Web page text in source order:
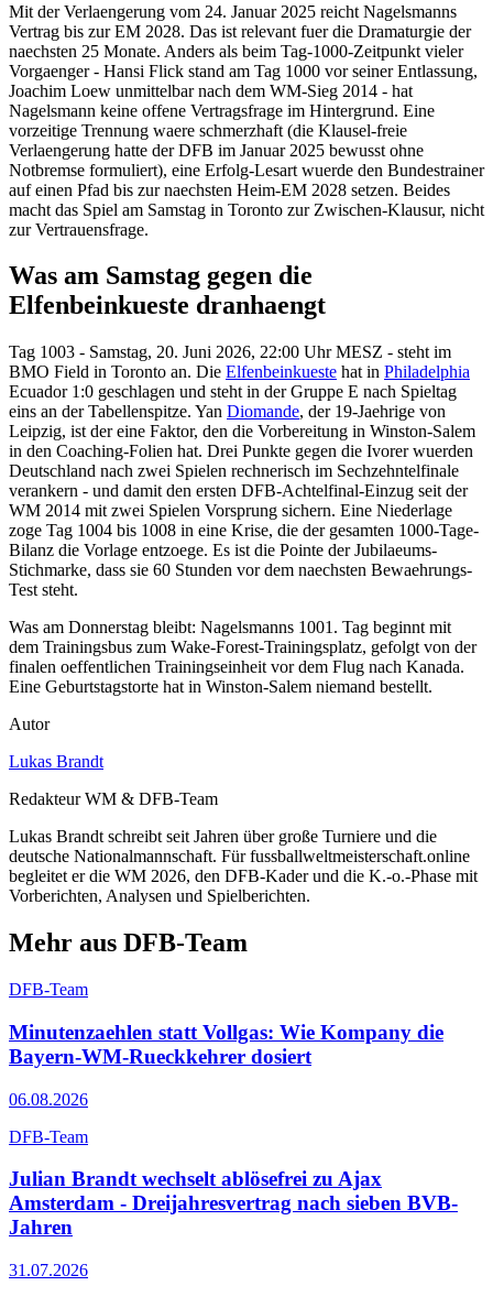
Mit der Verlaengerung vom 24. Januar 2025 reicht Nagelsmanns
Vertrag bis zur EM 2028. Das ist relevant fuer die Dramaturgie der
naechsten 25 Monate. Anders als beim Tag-1000-Zeitpunkt vieler
Vorgaenger - Hansi Flick stand am Tag 1000 vor seiner Entlassung,
Joachim Loew unmittelbar nach dem WM-Sieg 2014 - hat
Nagelsmann keine offene Vertragsfrage im Hintergrund. Eine
vorzeitige Trennung waere schmerzhaft (die Klausel-freie
Verlaengerung hatte der DFB im Januar 2025 bewusst ohne
Notbremse formuliert), eine Erfolg-Lesart wuerde den Bundestrainer
auf einen Pfad bis zur naechsten Heim-EM 2028 setzen. Beides
macht das Spiel am Samstag in Toronto zur Zwischen-Klausur, nicht
zur Vertrauensfrage.
Was am Samstag gegen die
Elfenbeinkueste dranhaengt
Tag 1003 - Samstag, 20. Juni 2026, 22:00 Uhr MESZ - steht im
BMO Field in Toronto an. Die Elfenbeinkueste hat in Philadelphia
Ecuador 1:0 geschlagen und steht in der Gruppe E nach Spieltag
eins an der Tabellenspitze. Yan Diomande, der 19-Jaehrige von
Leipzig, ist der eine Faktor, den die Vorbereitung in Winston-Salem
in den Coaching-Folien hat. Drei Punkte gegen die Ivorer wuerden
Deutschland nach zwei Spielen rechnerisch im Sechzehntelfinale
verankern - und damit den ersten DFB-Achtelfinal-Einzug seit der
WM 2014 mit zwei Spielen Vorsprung sichern. Eine Niederlage
zoge Tag 1004 bis 1008 in eine Krise, die der gesamten 1000-Tage-
Bilanz die Vorlage entzoege. Es ist die Pointe der Jubilaeums-
Stichmarke, dass sie 60 Stunden vor dem naechsten Bewaehrungs-
Test steht.
Was am Donnerstag bleibt: Nagelsmanns 1001. Tag beginnt mit
dem Trainingsbus zum Wake-Forest-Trainingsplatz, gefolgt von der
finalen oeffentlichen Trainingseinheit vor dem Flug nach Kanada.
Eine Geburtstagstorte hat in Winston-Salem niemand bestellt.
Autor
Lukas Brandt
Redakteur WM & DFB-Team
Lukas Brandt schreibt seit Jahren über große Turniere und die
deutsche Nationalmannschaft. Für fussballweltmeisterschaft.online
begleitet er die WM 2026, den DFB-Kader und die K.-o.-Phase mit
Vorberichten, Analysen und Spielberichten.
Mehr aus DFB-Team
DFB-Team
Minutenzaehlen statt Vollgas: Wie Kompany die
Bayern-WM-Rueckkehrer dosiert
06.08.2026
DFB-Team
Julian Brandt wechselt ablösefrei zu Ajax
Amsterdam - Dreijahresvertrag nach sieben BVB-
Jahren
31.07.2026